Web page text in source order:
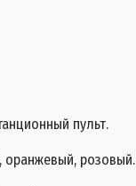
пульт.
оранжевый, розовый.